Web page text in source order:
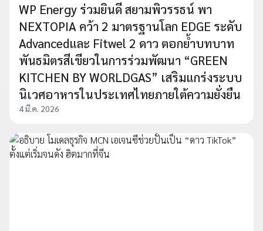
WP Energy ร่วมยินดี สยามพิวรรธน์ พา
NEXTOPIA คว้า 2 มาตรฐานโลก EDGE ระดับ
Advancedและ Fitwel 2 ดาว ตอกย้ำบทบาท
พันธมิตรสีเขียวในการร่วมพัฒนา “GREEN
KITCHEN BY WORLDGAS” เสริมแกร่งระบบ
นิเวศอาหารในประเทศไทยภายใต้ความยั่งยืน
4 มี.ค. 2026